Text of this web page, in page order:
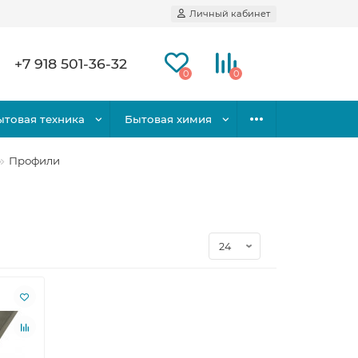
Личный кабинет
+7 918 501-36-32
0 0
техника Бытовая химия
Профили